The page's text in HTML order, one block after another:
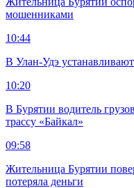
мошенниками
10:44
В Улан-Удэ
10:20
В Бурятии водитель
трассу «Байкал»
09:58
Жительница Бурятии
потеряла деньги